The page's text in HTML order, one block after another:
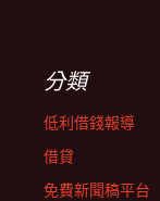
分類
低利借錢報導
借貸
免費新聞稿平台